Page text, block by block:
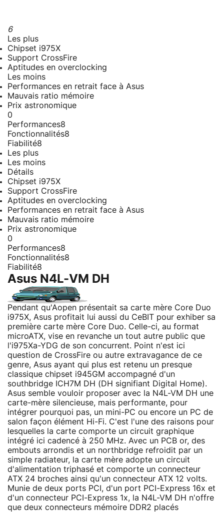
6
Les plus
Chipset i975X
Support CrossFire
Aptitudes en overclocking
Les moins
Performances en retrait face à Asus
Mauvais ratio mémoire
Prix astronomique
0
Performances8
Fonctionnalités8
Fiabilité8
Les plus
Les moins
Détails
Chipset i975X
Support CrossFire
Aptitudes en overclocking
Performances en retrait face à Asus
Mauvais ratio mémoire
Prix astronomique
0
Performances8
Fonctionnalités8
Fiabilité8
Asus N4L-VM DH
Pendant qu'Aopen présentait sa carte mère Core Duo
i975X, Asus profitait lui aussi du CeBIT pour exhiber sa
première carte mère Core Duo. Celle-ci, au format
microATX, vise en revanche un tout autre public que
l'i975Xa-YDG de son concurrent. Point n'est ici
question de CrossFire ou autre extravagance de ce
genre, Asus ayant qui plus est retenu un presque
classique chipset i945GM accompagné d'un
southbridge ICH7M DH (DH signifiant Digital Home).
Asus semble vouloir proposer avec la N4L-VM DH une
carte-mère silencieuse, mais performante, pour
intégrer pourquoi pas, un mini-PC ou encore un PC de
salon façon élément Hi-Fi. C'est l'une des raisons pour
lesquelles la carte comporte un circuit graphique
intégré ici cadencé à 250 MHz. Avec un PCB or, des
embouts arrondis et un northbridge refroidit par un
simple radiateur, la carte mère adopte un circuit
d'alimentation triphasé et comporte un connecteur
ATX 24 broches ainsi qu'un connecteur ATX 12 volts.
Munie de deux ports PCI, d'un port PCI-Express 16x et
d'un connecteur PCI-Express 1x, la N4L-VM DH n'offre
que deux connecteurs mémoire DDR2 placés